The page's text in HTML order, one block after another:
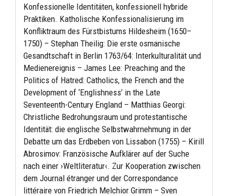
Konfessionelle Identitäten, konfessionell hybride
Praktiken. Katholische Konfessionalisierung im
Konfliktraum des Fürstbistums Hildesheim (1650–
1750) – Stephan Theilig: Die erste osmanische
Gesandtschaft in Berlin 1763/64: Interkulturalität und
Medienereignis – James Lee: Preaching and the
Politics of Hatred: Catholics, the French and the
Development of ‘Englishness’ in the Late
Seventeenth-Century England – Matthias Georgi:
Christliche Bedrohungsraum und protestantische
Identität: die englische Selbstwahrnehmung in der
Debatte um das Erdbeben von Lissabon (1755) – Kirill
Abrosimov: Französische Aufklärer auf der Suche
nach einer ›Weltliteratur‹. Zur Kooperation zwischen
dem Journal étranger und der Correspondance
littéraire von Friedrich Melchior Grimm – Sven